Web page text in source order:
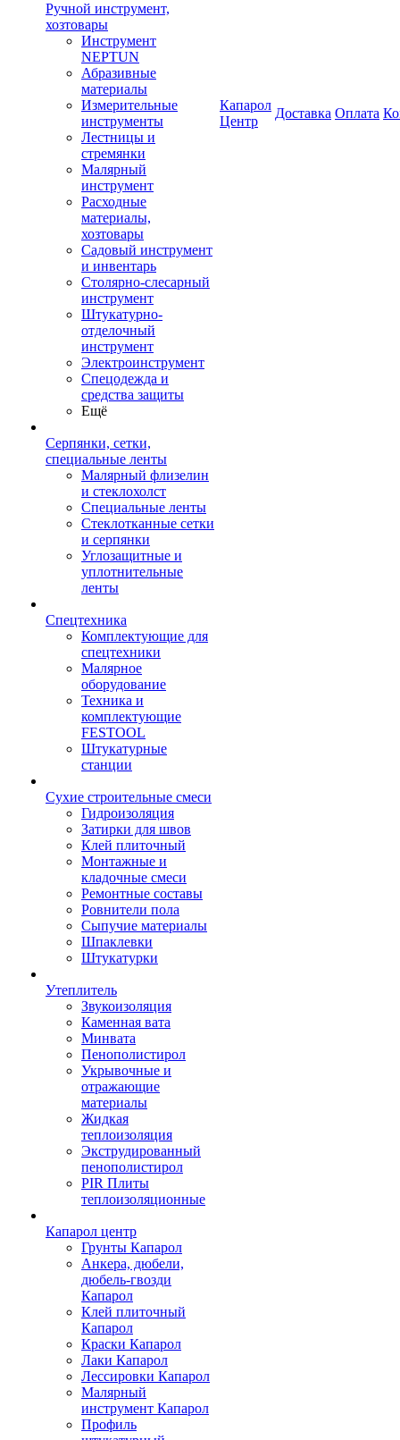
Ручной инструмент,
хозтовары
Инструмент
NEPTUN
Абразивные
материалы
Измерительные
инструменты
Лестницы и
стремянки
Малярный
инструмент
Расходные
материалы,
хозтовары
Садовый инструмент
и инвентарь
Столярно-слесарный
инструмент
Штукатурно-
отделочный
инструмент
Электроинструмент
Спецодежда и
средства защиты
Ещё
Серпянки, сетки,
специальные ленты
Малярный флизелин
и стеклохолст
Специальные ленты
Стеклотканные сетки
и серпянки
Углозащитные и
уплотнительные
ленты
Спецтехника
Комплектующие для
спецтехники
Малярное
оборудование
Техника и
комплектующие
FESTOOL
Штукатурные
станции
Сухие строительные смеси
Гидроизоляция
Затирки для швов
Клей плиточный
Монтажные и
кладочные смеси
Ремонтные составы
Ровнители пола
Сыпучие материалы
Шпаклевки
Штукатурки
Утеплитель
Звукоизоляция
Каменная вата
Минвата
Пенополистирол
Укрывочные и
отражающие
материалы
Жидкая
теплоизоляция
Экструдированный
пенополистирол
PIR Плиты
теплоизоляционные
Капарол центр
Грунты Капарол
Анкера, дюбели,
дюбель-гвозди
Капарол
Клей плиточный
Капарол
Краски Капарол
Лаки Капарол
Лессировки Капарол
Малярный
инструмент Капарол
Профиль
Капарол
Центр
Доставка Оплата